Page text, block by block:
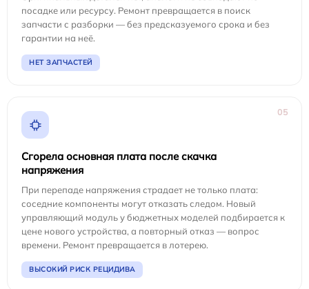
посадке или ресурсу. Ремонт превращается в поиск
запчасти с разборки — без предсказуемого срока и без
гарантии на неё.
НЕТ ЗАПЧАСТЕЙ
05
Сгорела основная плата после скачка
напряжения
При перепаде напряжения страдает не только плата:
соседние компоненты могут отказать следом. Новый
управляющий модуль у бюджетных моделей подбирается к
цене нового устройства, а повторный отказ — вопрос
времени. Ремонт превращается в лотерею.
ВЫСОКИЙ РИСК РЕЦИДИВА